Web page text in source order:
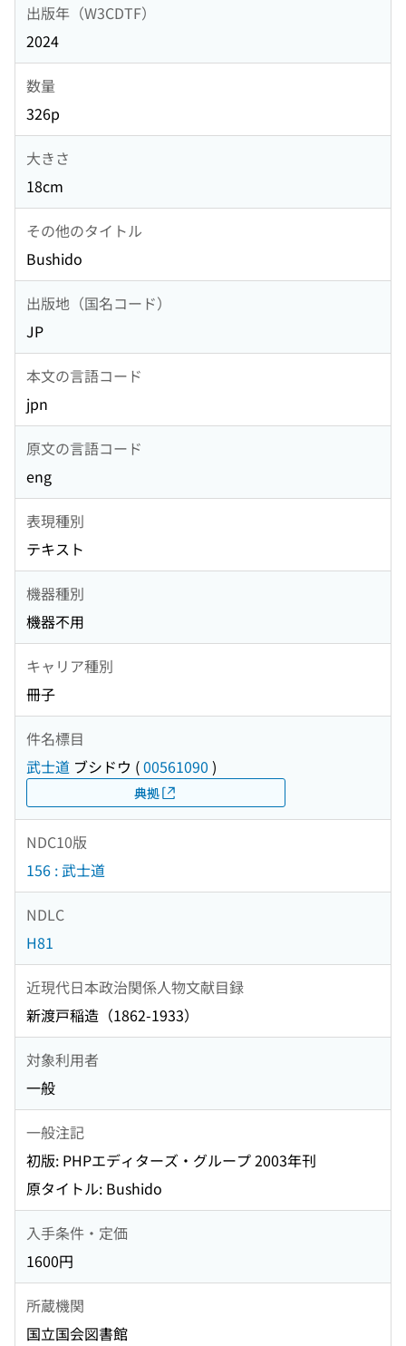
出版年（W3CDTF）
2024
数量
326p
大きさ
18cm
その他のタイトル
Bushido
出版地（国名コード）
JP
本文の言語コード
jpn
原文の言語コード
eng
表現種別
テキスト
機器種別
機器不用
キャリア種別
冊子
件名標目
武士道 ブシドウ (00561090 )
典拠
NDC10版
156 : 武士道
NDLC
H81
近現代日本政治関係人物文献目録
新渡戸稲造（1862-1933）
対象利用者
一般
一般注記
初版: PHPエディターズ・グループ 2003年刊
原タイトル: Bushido
入手条件・定価
1600円
所蔵機関
国立国会図書館